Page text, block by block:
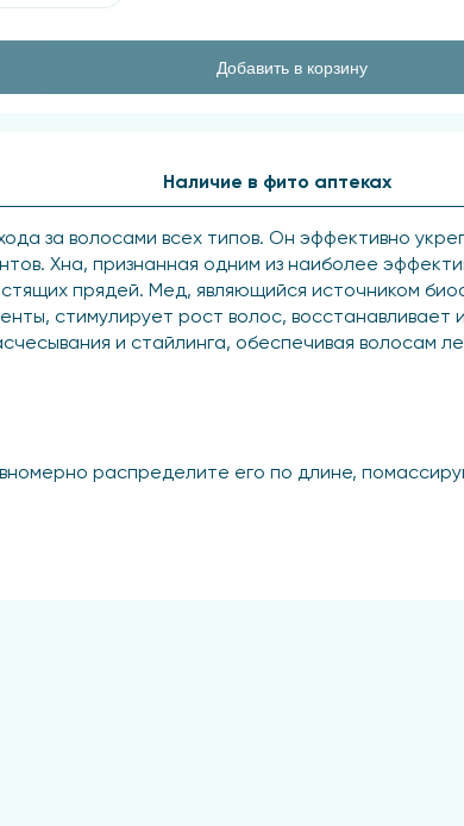
Добавить в корзину
за волосами всех типов. Он эффективно
Хна, признанная одним из наиболее
прядей. Мед, являющийся источником
стимулирует рост волос, восстанавливает
и стайлинга, обеспечивая волосам
распределите его по длине,
Наличие в фито аптеках